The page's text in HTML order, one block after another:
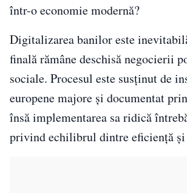
într-o economie modernă?
Digitalizarea banilor este
finală rămâne deschisă negocierii
sociale. Procesul este susținut de
europene majore și documentat
însă implementarea sa ridică
privind echilibrul dintre eficiență